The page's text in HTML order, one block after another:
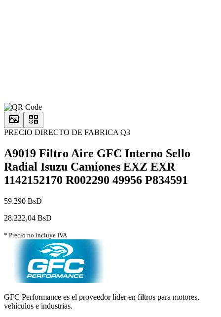
PRECIO DIRECTO DE FABRICA Q3
A9019 Filtro Aire GFC Interno Sello
Radial Isuzu Camiones EXZ EXR
1142152170 R002290 49956 P834591
59.290 BsD
28.222,04 BsD
* Precio no incluye IVA
GFC Performance es el proveedor líder en filtros para motores,
vehículos e industrias.